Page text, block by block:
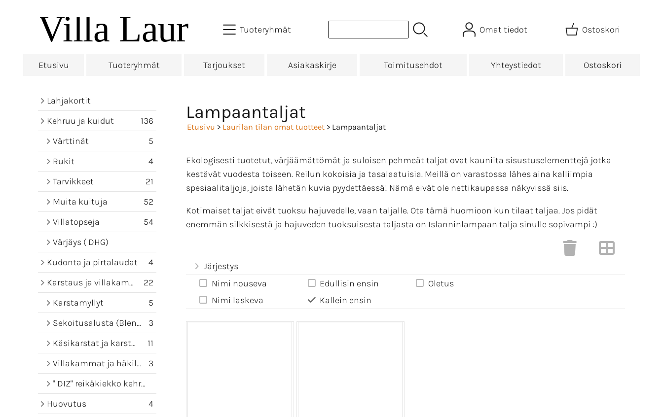
Tuoteryhmät Omat tiedot Ostoskori
Etusivu Tuoteryhmät Tarjoukset Asiakaskirje Toimitusehdot Yhteystiedot Ostoskori
Lahjakortit
Kehruu ja kuidut
136
Värttinät
5
Rukit
4
Tarvikkeet
21
Muita kuituja
52
Villatopseja
54
Värjäys ( DHG)
Kudonta ja pirtalaudat
4
Karstaus ja villakammat
22
Karstamyllyt
5
Sekoitusalusta (Blending board)
3
Käsikarstat ja karstamatot
11
Villakammat ja häkilät
3
" DIZ" reikäkiekko kehruuseen
Huovutus
4
Lampaantaljat
Etusivu > Laurilan tilan omat tuotteet > Lampaantaljat
Ekologisesti tuotetut, värjäämättömät ja suloisen pehmeät taljat ovat kauniita sisustuselementtejä jotka
kestävät vuodesta toiseen. Reilun kokoisia ja tasalaatuisia. Meillä on varastossa lähes aina kalliimpia
spesiaalitaljoja, joista lähetän kuvia pyydettäessä! Nämä eivät ole nettikaupassa näkyvissä siis.
Kotimaiset taljat eivät tuoksu hajuvedelle, vaan taljalle. Ota tämä huomioon kun tilaat taljaa. Jos pidät
enemmän silkkisestä ja hajuveden tuoksuisesta taljasta on Islanninlampaan talja sinulle sopivampi :)
Järjestys
Nimi nouseva
Nimi laskeva
Edullisin ensin
Kallein ensin
Oletus